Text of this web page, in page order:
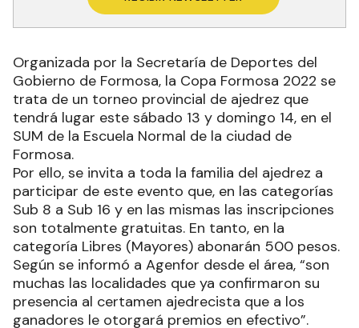
Organizada por la Secretaría de Deportes del
Gobierno de Formosa, la Copa Formosa 2022 se
trata de un torneo provincial de ajedrez que
tendrá lugar este sábado 13 y domingo 14, en el
SUM de la Escuela Normal de la ciudad de
Formosa.
Por ello, se invita a toda la familia del ajedrez a
participar de este evento que, en las categorías
Sub 8 a Sub 16 y en las mismas las inscripciones
son totalmente gratuitas. En tanto, en la
categoría Libres (Mayores) abonarán 500 pesos.
Según se informó a Agenfor desde el área, “son
muchas las localidades que ya confirmaron su
presencia al certamen ajedrecista que a los
ganadores le otorgará premios en efectivo”.